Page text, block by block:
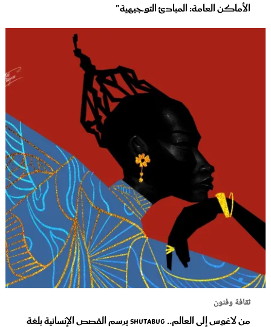
الأماكن العامة: المبادئ التوجيهية"
ثقافة وفنون
من لاغوس إلى العالم.. Shutabug يرسم القصص الإنسانية بلغة